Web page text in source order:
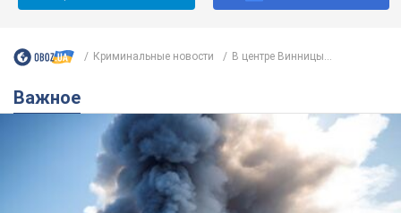
Криминальные новости В центре Винницы...
Важное